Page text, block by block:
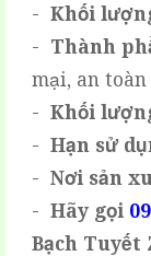
- Khối
- Thành
mại, an
- Khối
- Hạn sử
- Nơi sản
- Hãy gọi
Bạch Tuyết